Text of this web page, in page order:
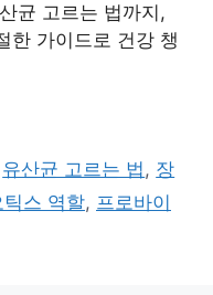
균 고르는 법까지,
한 가이드로 건강 챙
유산균 고르는 법, 장
스 역할, 프로바이